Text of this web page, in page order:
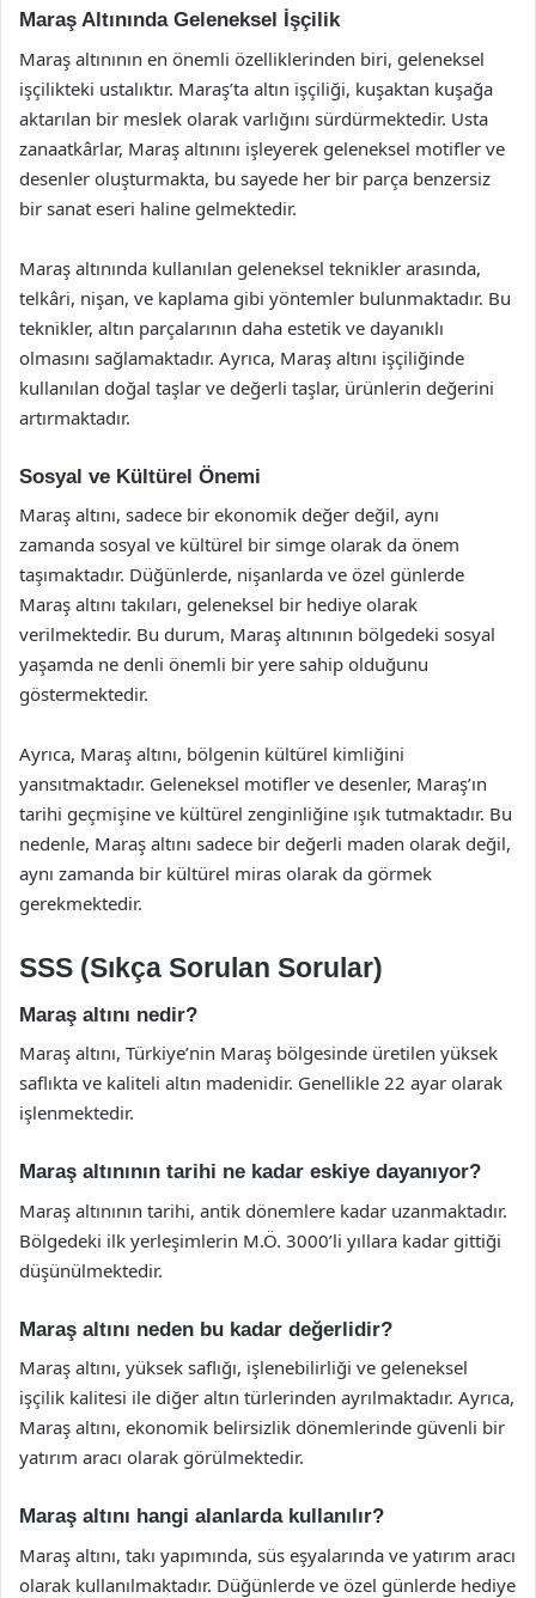
Maraş Altınında Geleneksel İşçilik
Maraş altınının en önemli özelliklerinden biri, geleneksel
işçilikteki ustalıktır. Maraş’ta altın işçiliği, kuşaktan kuşağa
aktarılan bir meslek olarak varlığını sürdürmektedir. Usta
zanaatkârlar, Maraş altınını işleyerek geleneksel motifler ve
desenler oluşturmakta, bu sayede her bir parça benzersiz
bir sanat eseri haline gelmektedir.
Maraş altınında kullanılan geleneksel teknikler arasında,
telkâri, nişan, ve kaplama gibi yöntemler bulunmaktadır. Bu
teknikler, altın parçalarının daha estetik ve dayanıklı
olmasını sağlamaktadır. Ayrıca, Maraş altını işçiliğinde
kullanılan doğal taşlar ve değerli taşlar, ürünlerin değerini
artırmaktadır.
Sosyal ve Kültürel Önemi
Maraş altını, sadece bir ekonomik değer değil, aynı
zamanda sosyal ve kültürel bir simge olarak da önem
taşımaktadır. Düğünlerde, nişanlarda ve özel günlerde
Maraş altını takıları, geleneksel bir hediye olarak
verilmektedir. Bu durum, Maraş altınının bölgedeki sosyal
yaşamda ne denli önemli bir yere sahip olduğunu
göstermektedir.
Ayrıca, Maraş altını, bölgenin kültürel kimliğini
yansıtmaktadır. Geleneksel motifler ve desenler, Maraş’ın
tarihi geçmişine ve kültürel zenginliğine ışık tutmaktadır. Bu
nedenle, Maraş altını sadece bir değerli maden olarak değil,
aynı zamanda bir kültürel miras olarak da görmek
gerekmektedir.
SSS (Sıkça Sorulan Sorular)
Maraş altını nedir?
Maraş altını, Türkiye’nin Maraş bölgesinde üretilen yüksek
saflıkta ve kaliteli altın madenidir. Genellikle 22 ayar olarak
işlenmektedir.
Maraş altınının tarihi ne kadar eskiye dayanıyor?
Maraş altınının tarihi, antik dönemlere kadar uzanmaktadır.
Bölgedeki ilk yerleşimlerin M.Ö. 3000’li yıllara kadar gittiği
düşünülmektedir.
Maraş altını neden bu kadar değerlidir?
Maraş altını, yüksek saflığı, işlenebilirliği ve geleneksel
işçilik kalitesi ile diğer altın türlerinden ayrılmaktadır. Ayrıca,
Maraş altını, ekonomik belirsizlik dönemlerinde güvenli bir
yatırım aracı olarak görülmektedir.
Maraş altını hangi alanlarda kullanılır?
Maraş altını, takı yapımında, süs eşyalarında ve yatırım aracı
olarak kullanılmaktadır. Düğünlerde ve özel günlerde hediye